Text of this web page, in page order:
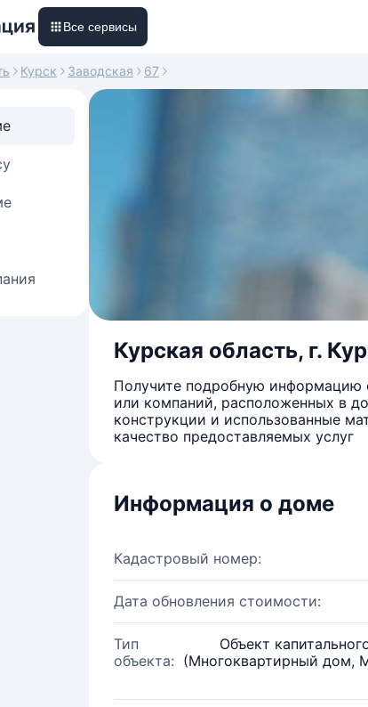
Все сервисы
Курск Заводская 67
Курская область, г.
Получите подробную информацию
или компаний, расположенных в
конструкции и использованные
качество предоставляемых услуг
Информация о доме
Кадастровый номер:
Дата обновления стоимости:
Тип
объекта:
Объект
(Многоквартирный дом,